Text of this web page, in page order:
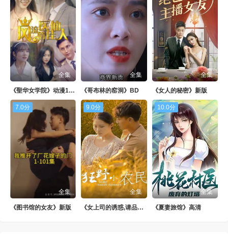
第88集 第89集 第90集
第91集 第92集 第93集
第94集 第95集 第96集
第97集 第98集 第99集
第100集
全集
《聖华女学院》动漫1-6集全集观看
全集
《哥布林的窑洞》BD
全集
《女人的秘密》新版
7.0分
全集
《图书馆的女友》新版
9.0分
全集
《女上司的诱惑,请品尝我吧!!》中字
10.0分
全集
《夏妻旅馆》高清